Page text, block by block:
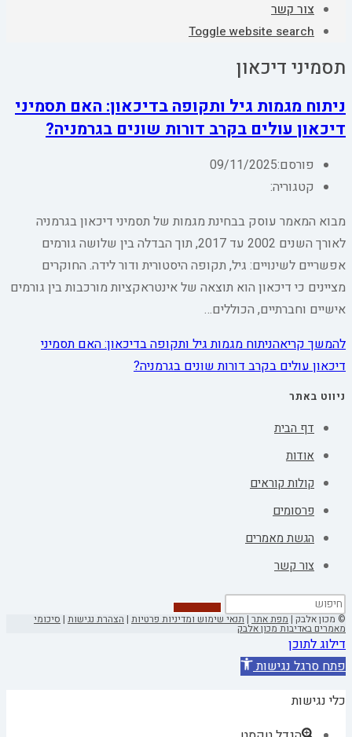
צור קשר
Toggle website search
תסמיני דיכאון
ניתוח מגמות גיל ותקופה בדיכאון: האם תסמיני
דיכאון עולים בקרב דורות שונים בגרמניה?
פורסם:09/11/2025
קטגוריה:
מבוא המאמר עוסק בבחינת מגמות של תסמיני דיכאון בגרמניה
לאורך השנים 2002 עד 2017, תוך הבדלה בין שלושה גורמים
אפשריים לשינויים: גיל, תקופה היסטורית ודור לידה. החוקרים
מציינים כי דיכאון הוא תוצאה של אינטראקציות מורכבות בין גורמים
אישיים וחברתיים, הכוללים…
להמשך קריאהניתוח מגמות גיל ותקופה בדיכאון: האם תסמיני
דיכאון עולים בקרב דורות שונים בגרמניה?
ניווט באתר
דף הבית
אודות
קולות קוראים
פרסומים
הגשת מאמרים
צור קשר
© מכון אלבק |מפת אתר|תנאי שימוש ומדיניות פרטיות | הצהרת נגישות | סיכומי
מאמרים באדיבות מכון אלבק
דילוג לתוכן
פתח סרגל נגישות
כלי נגישות